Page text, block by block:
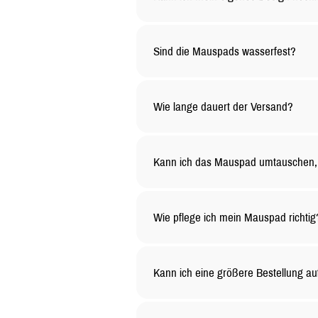
den Rest.
Sind die Mauspads wasserfest?
lange sauber bleibt
Wie lange dauert der Versand?
etwas länger dauern.
Kann ich das Mauspad
gelten besondere Bedingungen –
Wie pflege ich mein Mauspad
Reinigungsmittel.
Kann ich eine größere Bestellung